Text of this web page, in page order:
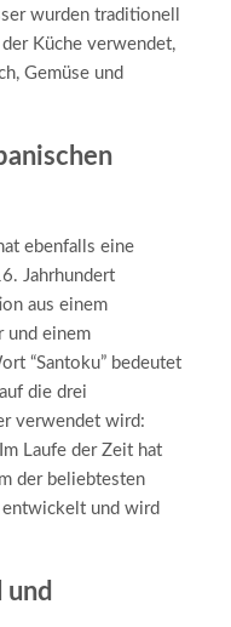
wurden traditionell
Küche verwendet,
Gemüse und
ebenfalls eine
Jahrhundert
aus einem
und einem
“Santoku” bedeutet
die drei
verwendet wird:
Laufe der Zeit hat
der beliebtesten
entwickelt und wird